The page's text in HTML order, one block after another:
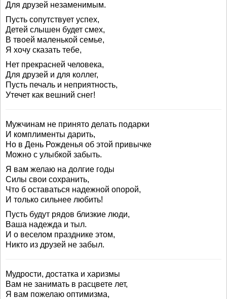
Для друзей незаменимым.
Пусть сопутствует успех,
Детей слышен будет смех,
В твоей маленькой семье,
Я хочу сказать тебе,
Нет прекрасней человека,
Для друзей и для коллег,
Пусть печаль и неприятность,
Утечет как вешний снег!
Мужчинам не принято делать подарки
И комплименты дарить,
Но в День Рожденья об этой привычке
Можно с улыбкой забыть.
Я вам желаю на долгие годы
Силы свои сохранить,
Что б оставаться надежной опорой,
И только сильнее любить!
Пусть будут рядов близкие люди,
Ваша надежда и тыл.
И о веселом празднике этом,
Никто из друзей не забыл.
Мудрости, достатка и харизмы
Вам не занимать в расцвете лет,
Я вам пожелаю оптимизма,